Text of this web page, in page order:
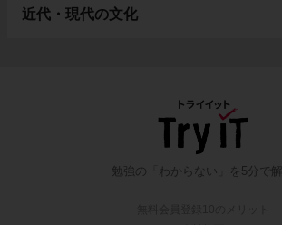
近代・現代の文化
勉強の「わからない」を5分で